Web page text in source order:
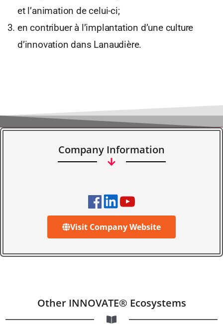
et l’animation de celui-ci;
en contribuer à l’implantation d’une culture
d’innovation dans Lanaudière.
Company Information
Visit Company Website
Other INNOVATE® Ecosystems